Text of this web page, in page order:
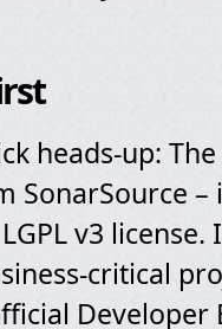
heads-up:
SonarSource –
v3 license.
critical
Developer